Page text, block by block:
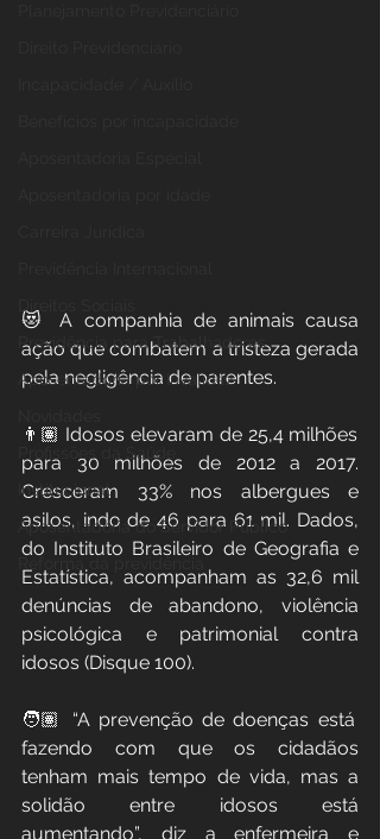
Previdência para Trabalhadores
Aposentadoria por Invalidez
Profissões da Saúde
Institucional
Aposentadoria do Servidor Público
😻 A companhia de animais causa
ação que combatem a tristeza gerada
pela negligência de parentes.
👨🏽‍ Idosos elevaram de 25,4 milhões
para 30 milhões de 2012 a 2017.
Cresceram 33% nos albergues e
asilos, indo de 46 para 61 mil. Dados,
do Instituto Brasileiro de Geografia e
Estatística, acompanham as 32,6 mil
denúncias de abandono, violência
psicológica e patrimonial contra
idosos (Disque 100).
🧑🏽‍ “A prevenção de doenças está
fazendo com que os cidadãos
tenham mais tempo de vida, mas a
solidão entre idosos está
aumentando”, diz a enfermeira e